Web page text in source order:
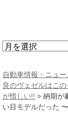
ア
カ
イ
ブ
自動車情報・ニュ
良のヴェゼルはこ
が惜しい!! > 納期が
い目モデルだった